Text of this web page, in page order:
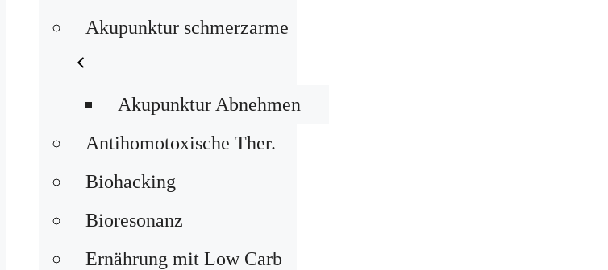
Akupunktur schmerzarme
Akupunktur Abnehmen
Antihomotoxische Ther.
Biohacking
Bioresonanz
Ernährung mit Low Carb